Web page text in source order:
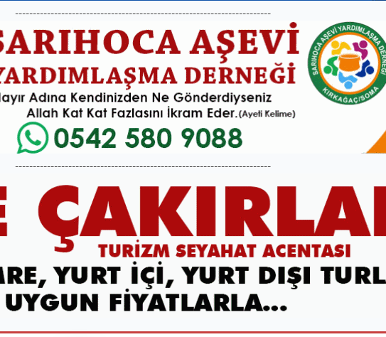
------------------------------------------------------------------------
------------------------------------------------------------------------